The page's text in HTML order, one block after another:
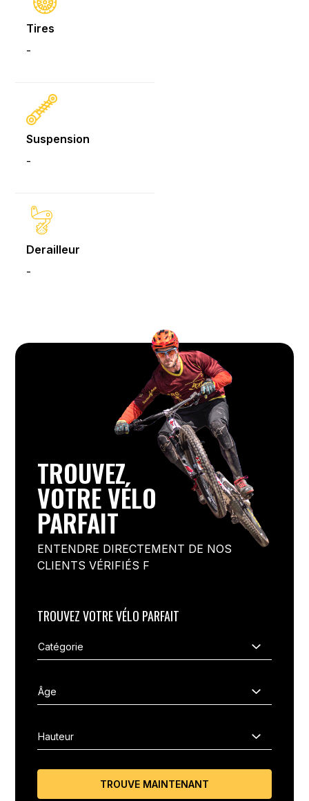
Tires
-
Suspension
-
Derailleur
-
TROUVEZ
VOTRE VÉLO
PARFAIT
ENTENDRE DIRECTEMENT DE NOS
CLIENTS VÉRIFIÉS F
TROUVEZ VOTRE VÉLO PARFAIT
TROUVE MAINTENANT